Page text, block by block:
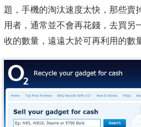
題，手機的淘汰速度太快，那些賣
用者，通常並不會再花錢，去買另
收的數量，遠遠大於可再利用的數